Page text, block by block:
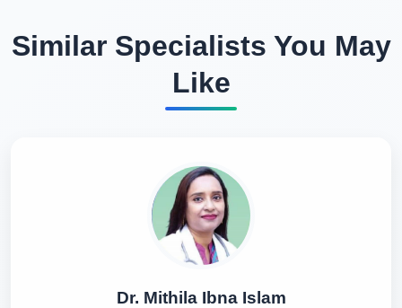
Similar Specialists You May
Like
Dr. Mithila Ibna Islam